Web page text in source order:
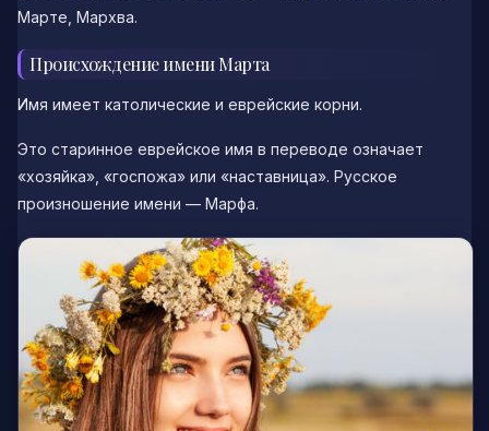
Марте, Мархва.
Происхождение имени Марта
Имя имеет католические и еврейские корни.
Это старинное еврейское имя в переводе означает
«хозяйка», «госпожа» или «наставница». Русское
произношение имени — Марфа.